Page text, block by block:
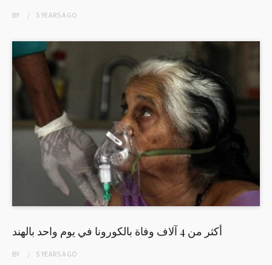
BY 5 YEARSAGO
أكثر من 4 آلاف وفاة بالكورونا في يوم واحد بالهند
BY 5 YEARSAGO